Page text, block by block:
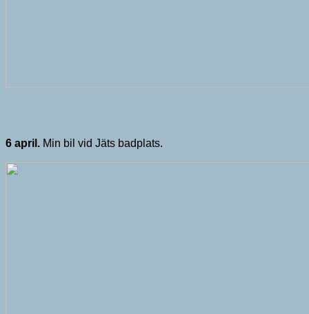
6 april. Min bil vid Jäts badplats.